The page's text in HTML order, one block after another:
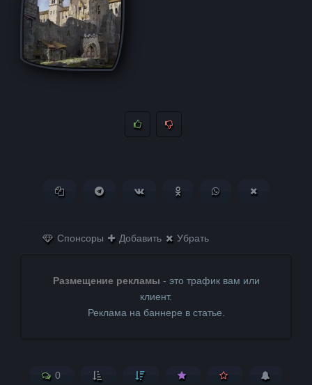
Копировать ссылкуПоделиться в Telegram
Поделиться ВКонтактеПоделиться в
Поделиться в
Спонсоры Добавить Убрать
Размещение рекламы - это трафик вам или
клиент.
Реклама на баннере в статье.
0